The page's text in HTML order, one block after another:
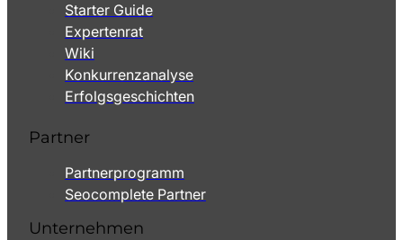
Starter Guide
Expertenrat
Wiki
Konkurrenzanalyse
Erfolgsgeschichten
Partner
Partnerprogramm
Seocomplete Partner
Unternehmen